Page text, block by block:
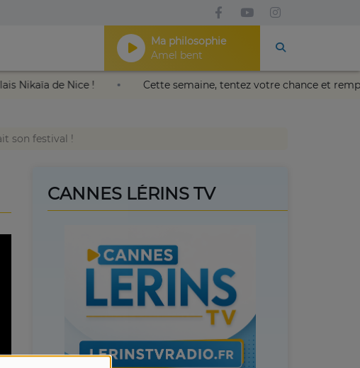
Ma philosophie
Amel bent
Palais Nikaïa de Nice ! Cette semaine, tentez votre chance
son festival !
CANNES LÉRINS TV